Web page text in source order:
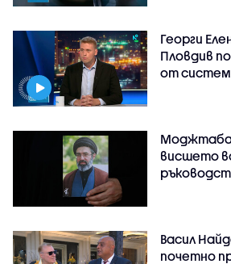
Георги
Пловдив
от
Моджтаба
висшето
Васил
почетно